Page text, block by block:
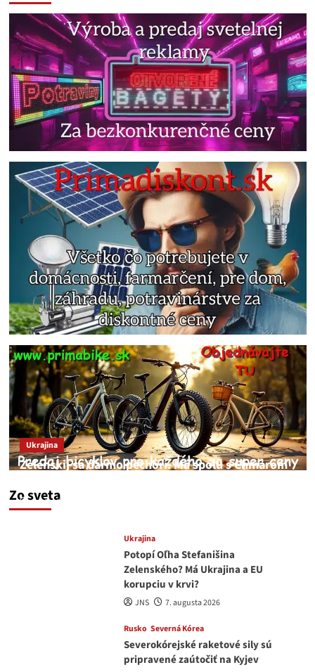
Zo sveta
Ukrajina
Zelenskij sa darmo pechorí. Má spolu s Chmarom
medvedar
Ukrajina
Potopí Oľha Stefanišina
Zelenského? Má Ukrajina a EU
korupciu v krvi?
JNS 7. augusta 2026
Rusko Severná Kórea
Severokórejské raketové sily sú
pripravené zaútočiť na Kyjev